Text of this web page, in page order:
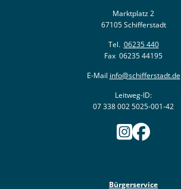
Marktplatz 2
67105 Schifferstadt
Tel. 06235 440
Fax 06235 44195
E-Mail info@schifferstadt.de
Leitweg-ID:
07 338 002 5025-001-42
Bürgerservice